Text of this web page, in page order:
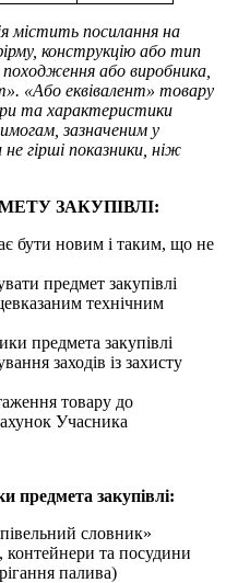
містить посилання на
конструкцію або тип
або виробника,
«Або еквівалент» товару
та характеристики
зазначеним у
гірші показники, ніж
ЗАКУПІВЛІ:
бути новим і таким, що не
предмет закупівлі
технічним
предмета закупівлі
заходів із захисту
товару до
Учасника
предмета закупівлі:
словник»
контейнери та посудини
палива)